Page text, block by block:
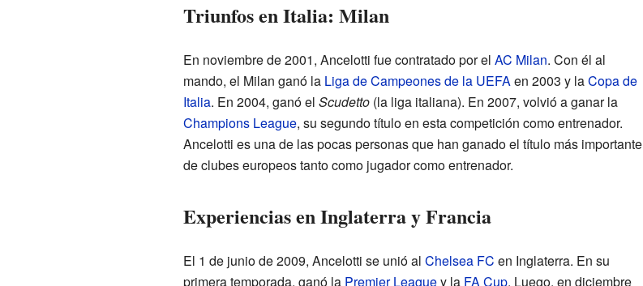
Triunfos en Italia: Milan
En noviembre de 2001, Ancelotti fue contratado por el AC Milan. Con él al
mando, el Milan ganó la Liga de Campeones de la UEFAen 2003 y laCopa de
Italia. En 2004, ganó el Scudetto(la liga italiana). En 2007, volvió a ganar la
Champions League, su segundo título en esta competición como entrenador.
Ancelotti es una de las pocas personas que han ganado el título más importante
de clubes europeos tanto como jugador como entrenador.
Experiencias en Inglaterra y Francia
El 1 de junio de 2009, Ancelotti se unió al Chelsea FC en Inglaterra. En su
primera temporada, ganó la Premier Leaguey la FA Cup. Luego, en diciembre